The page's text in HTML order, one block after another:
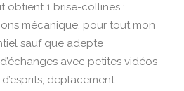
obtient 1 brise-collines :
mécanique, pour tout mon
sauf que adepte
avec petites vidéos
deplacement